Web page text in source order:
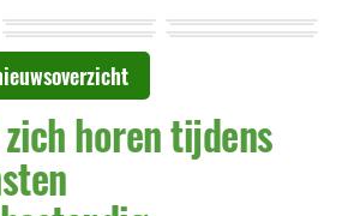
horen tijdens